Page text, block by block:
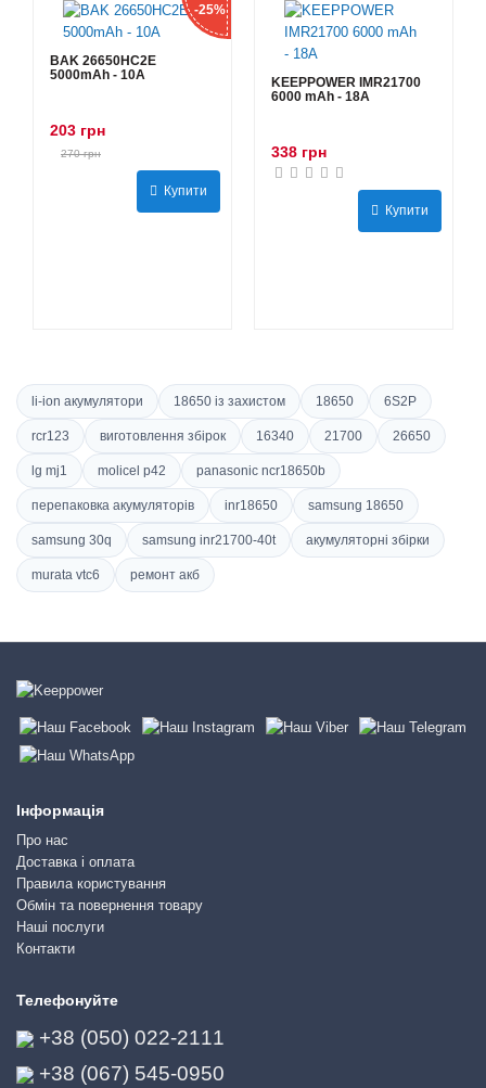
-25%
BAK 26650HC2E
5000mAh - 10А
203 грн
270 грн
Купити
KEEPPOWER IMR21700
6000 mAh - 18А
338 грн
Купити
li-ion акумулятори 18650 із захистом 18650 6S2P
rcr123 виготовлення збірок 16340 21700 26650
lg mj1 molicel p42 panasonic ncr18650b
перепаковка акумуляторів inr18650 samsung 18650
samsung 30q samsung inr21700-40t акумуляторні збірки
murata vtc6 ремонт акб
Інформація
Про нас
Доставка і оплата
Правила користування
Обмін та повернення товару
Наші послуги
Контакти
Телефонуйте
+38 (050) 022-2111
+38 (067) 545-0950